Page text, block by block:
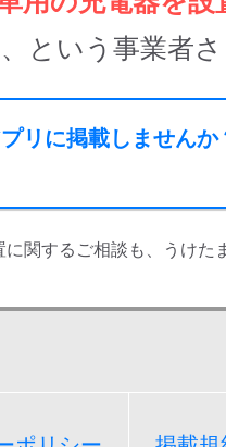
、という事業者
リに掲載しませんか
関するご相談も、うけた